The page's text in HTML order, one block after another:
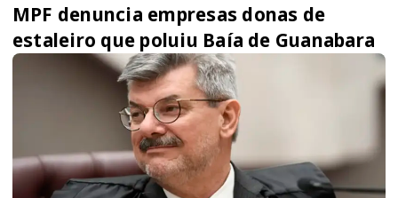
MPF denuncia empresas donas de
estaleiro que poluiu Baía de Guanabara